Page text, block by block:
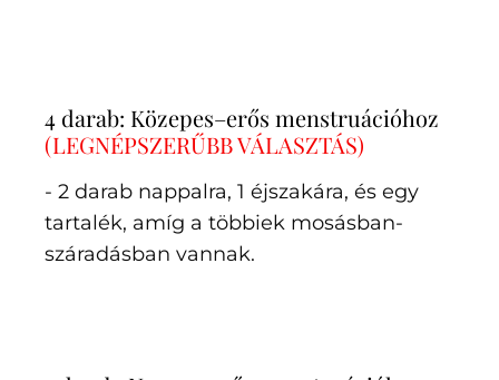
4 darab: Közepes–erős menstruációhoz
(LEGNÉPSZERŰBB VÁLASZTÁS)
- 2 darab nappalra, 1 éjszakára, és egy
tartalék, amíg a többiek mosásban-
száradásban vannak.